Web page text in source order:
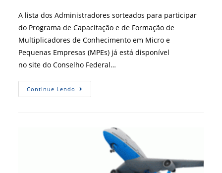
A lista dos Administradores sorteados para participar
do Programa de Capacitação e de Formação de
Multiplicadores de Conhecimento em Micro e
Pequenas Empresas (MPEs) já está disponível
no site do Conselho Federal…
Continue Lendo Capacitação
Em
Sorteados